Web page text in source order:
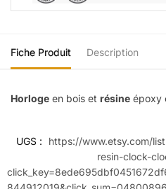
Fiche Produit Description
Horloge en bois et résine époxy
UGS :
https://www.etsy.com/
resin-clock-